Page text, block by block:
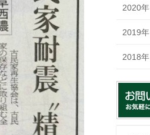
2020年
2019年
2018年